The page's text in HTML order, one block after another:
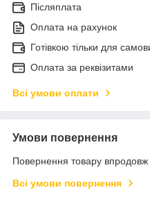
Післяплата
Оплата на рахунок
Готівкою тільки для
Оплата за реквізитами
Всі умови оплати
Умови повернення
Повернення товару впродовж
Всі умови повернення